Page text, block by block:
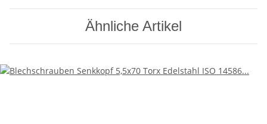
Ähnliche Artikel